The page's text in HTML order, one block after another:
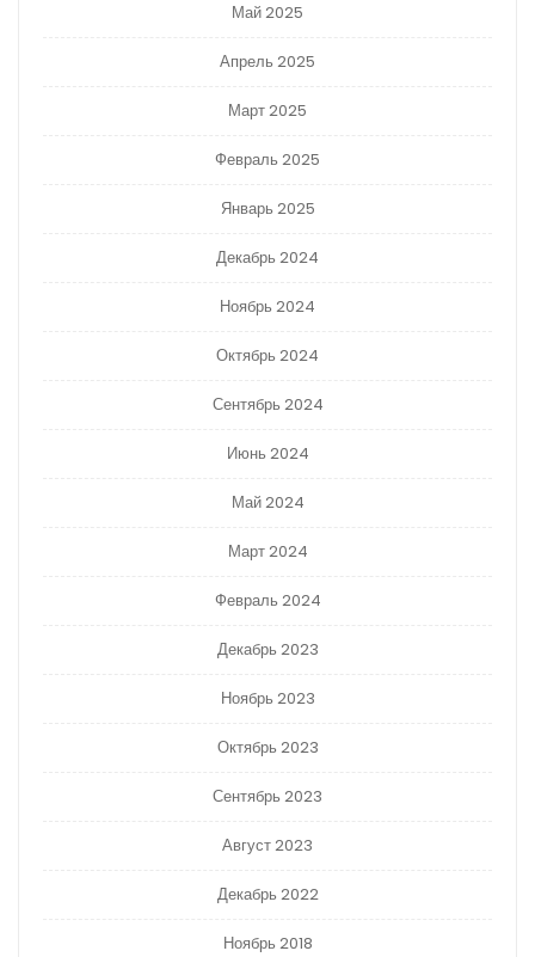
Май 2025
Апрель 2025
Март 2025
Февраль 2025
Январь 2025
Декабрь 2024
Ноябрь 2024
Октябрь 2024
Сентябрь 2024
Июнь 2024
Май 2024
Март 2024
Февраль 2024
Декабрь 2023
Ноябрь 2023
Октябрь 2023
Сентябрь 2023
Август 2023
Декабрь 2022
Ноябрь 2018